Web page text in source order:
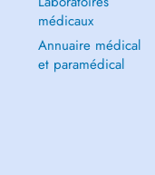
médicaux
Annuaire médical
et paramédical